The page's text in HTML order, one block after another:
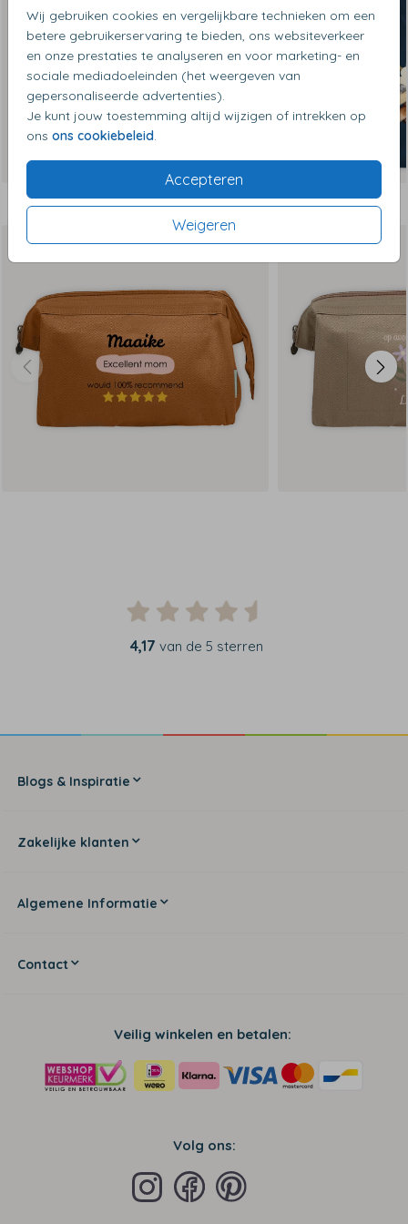
Wij gebruiken cookies en vergelijkbare technieken om een
betere gebruikerservaring te bieden, ons websiteverkeer
en onze prestaties te analyseren en voor marketing- en
sociale mediadoeleinden (het weergeven van
gepersonaliseerde advertenties).
Je kunt jouw toestemming altijd wijzigen of intrekken op
ons ons cookiebeleid
Accepteren
Weigeren
Dit vind je misschien ook leuk
4,17 van de 5 sterren
Blogs & Inspiratie
Zakelijke klanten
Algemene Informatie
Contact
Veilig winkelen en betalen:
Volg ons: